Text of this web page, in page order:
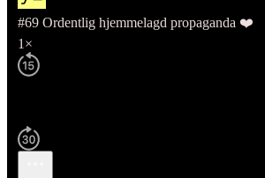
#69 Ordentlig hjemmelagd propaganda ❤️
1×